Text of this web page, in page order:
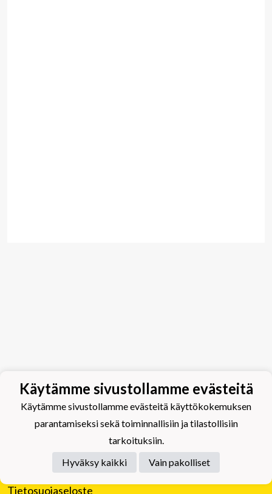
Tietosuojaseloste
Käytämme sivustollamme evästeitä
Käytämme sivustollamme evästeitä käyttökokemuksen
parantamiseksi sekä toiminnallisiin ja tilastollisiin
tarkoituksiin.
Hyväksy kaikki
Vain pakolliset